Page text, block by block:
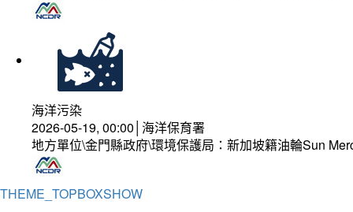
海洋污染
2026-05-19, 00:00│海洋保育署
地方單位\金門縣政府\環境保護局：新加坡籍油輪Sun
THEME_TOPBOXSHOW